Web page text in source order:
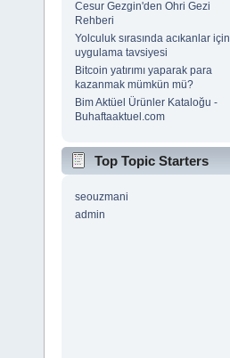
Cesur Gezgin'den Ohri Gezi
Rehberi
Yolculuk sırasında acıkanlar için
uygulama tavsiyesi
Bitcoin yatırımı yaparak para
kazanmak mümkün mü?
Bim Aktüel Ürünler Kataloğu -
Buhaftaaktuel.com
Top Topic Starters
seouzmani
admin